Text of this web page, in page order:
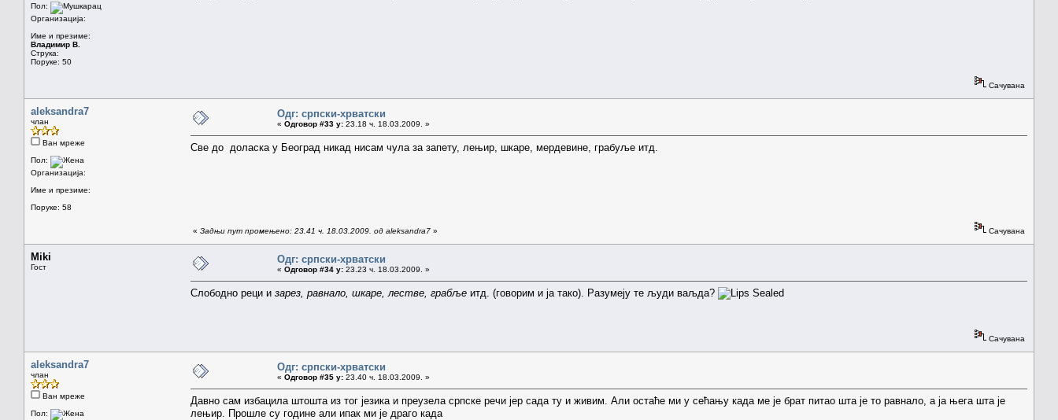
Пол:
Организација:
Име и презиме:
Владимир В.
Струка:
Поруке: 50
Сачувана
aleksandra7
члан
Ван мреже
Пол:
Организација:
Име и презиме:
Поруке: 58
Одг: српски-хрватски
« Одговор #33 у: 23.18 ч. 18.03.2009. »
Све до доласка у Београд никад нисам чула за запету, лењир, шкаре, мердевине, грабуље итд.
« Задњи пут промењено: 23.41 ч. 18.03.2009. од aleksandra7 » Сачувана
Miki
Гост
Одг: српски-хрватски
« Одговор #34 у: 23.23 ч. 18.03.2009. »
Слободно реци и зарез, равнало, шкаре, лестве, грабље итд. (говорим и ја тако). Разумеју те људи ваљда?
Сачувана
aleksandra7
члан
Ван мреже
Пол:
Одг: српски-хрватски
« Одговор #35 у: 23.40 ч. 18.03.2009. »
Давно сам избацила штошта из тог језика и преузела српске речи јер сада ту и живим. Али остаће ми у сећању када ме је брат питао шта је то равнало, а ја њега шта је
лењир. Прошле су године али ипак ми је драго када